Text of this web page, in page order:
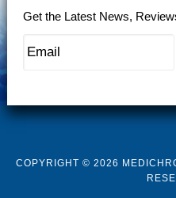
Get the Latest News,
COPYRIGHT © 2026